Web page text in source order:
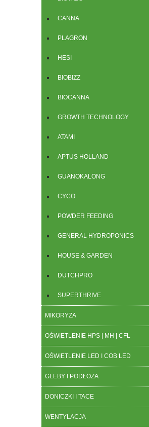
CANNA
PLAGRON
HESI
BIOBIZZ
BIOCANNA
GROWTH TECHNOLOGY
ATAMI
APTUS HOLLAND
GUANOKALONG
CYCO
POWDER FEEDING
GENERAL HYDROPONICS
HOUSE & GARDEN
DUTCHPRO
SUPERTHRIVE
MIKORYZA
OŚWIETLENIE HPS | MH | CFL
OŚWIETLENIE LED I COB LED
GLEBY I PODŁOŻA
DONICZKI I TACE
WENTYLACJA